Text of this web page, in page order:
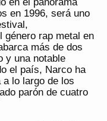
en 1996, será uno
género rap metal en
más de dos
y una notable
el país, Narco ha
lo largo de los
parón de cuatro